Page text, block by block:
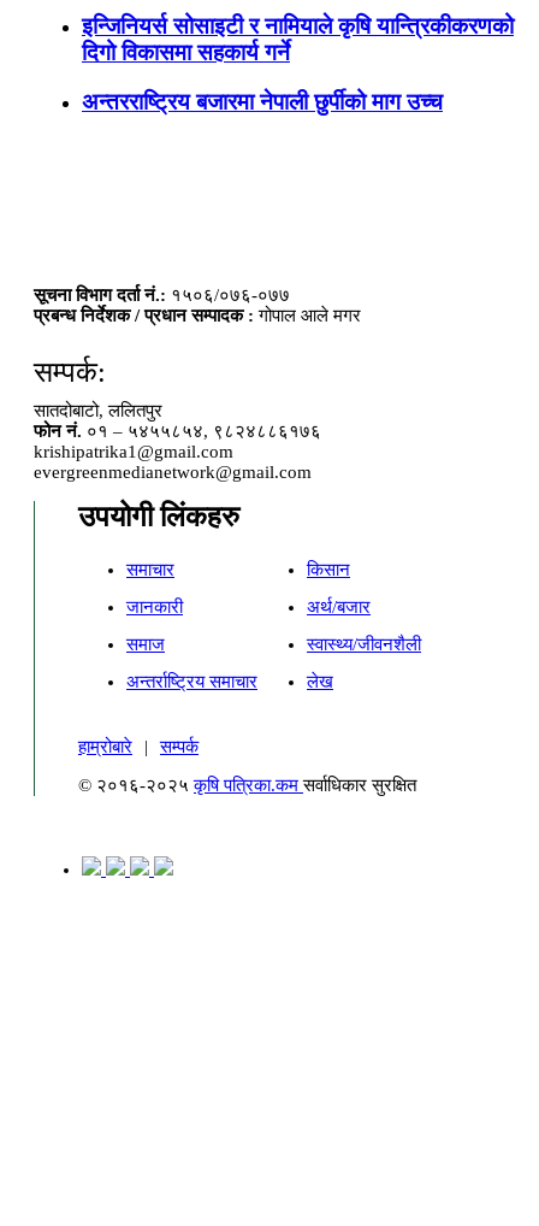
इन्जिनियर्स सोसाइटी र नामियाले कृषि यान्त्रिकीकरणको
दिगो विकासमा सहकार्य गर्ने
अन्तरराष्ट्रिय बजारमा नेपाली छुर्पीको माग उच्च
सूचना विभाग दर्ता नं.: १५०६/०७६-०७७
प्रबन्ध निर्देशक / प्रधान सम्पादक : गोपाल आले मगर
सम्पर्क:
सातदोबाटो, ललितपुर
फोन नं. ०१ – ५४५५८५४, ९८२४८८६१७६
krishipatrika1@gmail.com
evergreenmedianetwork@gmail.com
उपयोगी लिंकहरु
समाचार
किसान
जानकारी
अर्थ/बजार
समाज
स्वास्थ्य/जीवनशैली
अन्तर्राष्ट्रिय समाचार
लेख
हाम्रोबारे |
सम्पर्क
© २०१६-२०२५कृषि पत्रिका.कमसर्वाधिकार सुरक्षित